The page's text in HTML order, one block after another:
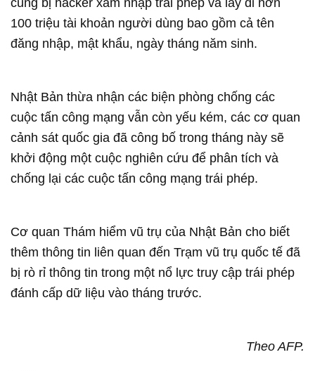
100 triệu tài khoản người dùng bao gồm cả tên
đăng nhập, mật khẩu, ngày tháng năm sinh.
Nhật Bản thừa nhận các biện phòng chống các
cuộc tấn công mạng vẫn còn yếu kém, các cơ quan
cảnh sát quốc gia đã công bố trong tháng này sẽ
khởi động một cuộc nghiên cứu để phân tích và
chống lại các cuộc tấn công mạng trái phép.
Cơ quan Thám hiểm vũ trụ của Nhật Bản cho biết
thêm thông tin liên quan đến Trạm vũ trụ quốc tế đã
bị rò rỉ thông tin trong một nổ lực truy cập trái phép
đánh cấp dữ liệu vào tháng trước.
Theo AFP.